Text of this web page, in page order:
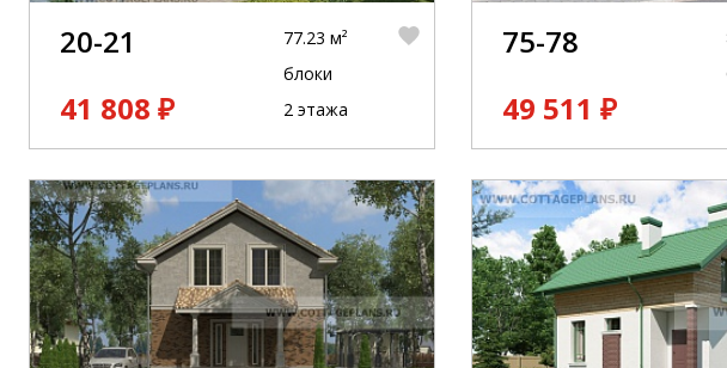
20-21
41 808 ₽
77.23 м²
блоки
2 этажа
75-78
49 511 ₽